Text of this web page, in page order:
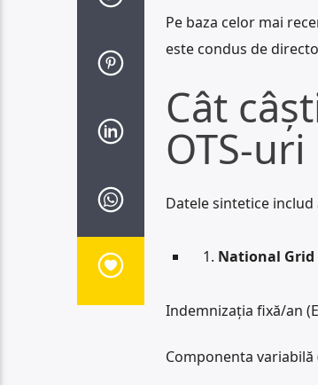
Pe baza celor mai
este condus de
Cât
OTS-uri
Datele sintetice
1. National Grid
Indemnizația fixă/an
Componenta variabilă